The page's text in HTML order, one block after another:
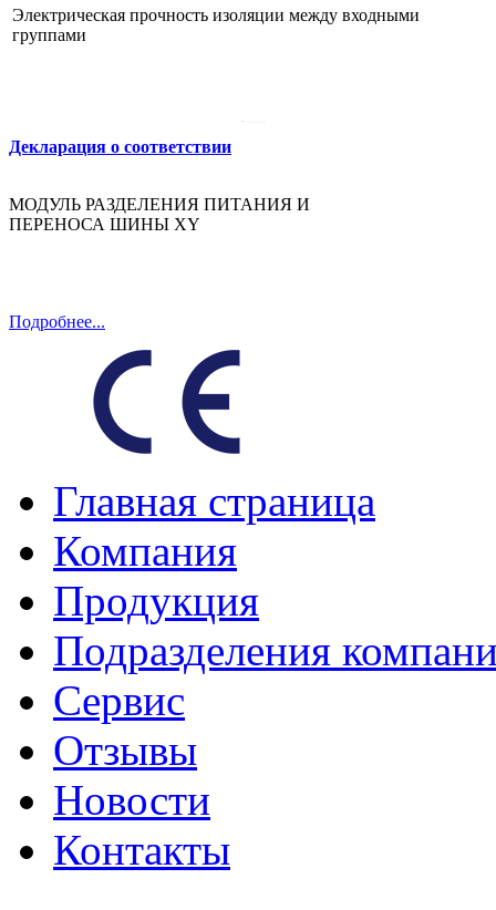
Электрическая прочность изоляции между входными
группами
Декларация о соответствии
МОДУЛЬ РАЗДЕЛЕНИЯ ПИТАНИЯ И
ПЕРЕНОСА ШИНЫ XY
Подробнее...
Главная страница
Компания
Продукция
Подразделения
Сервис
Отзывы
Новости
Контакты